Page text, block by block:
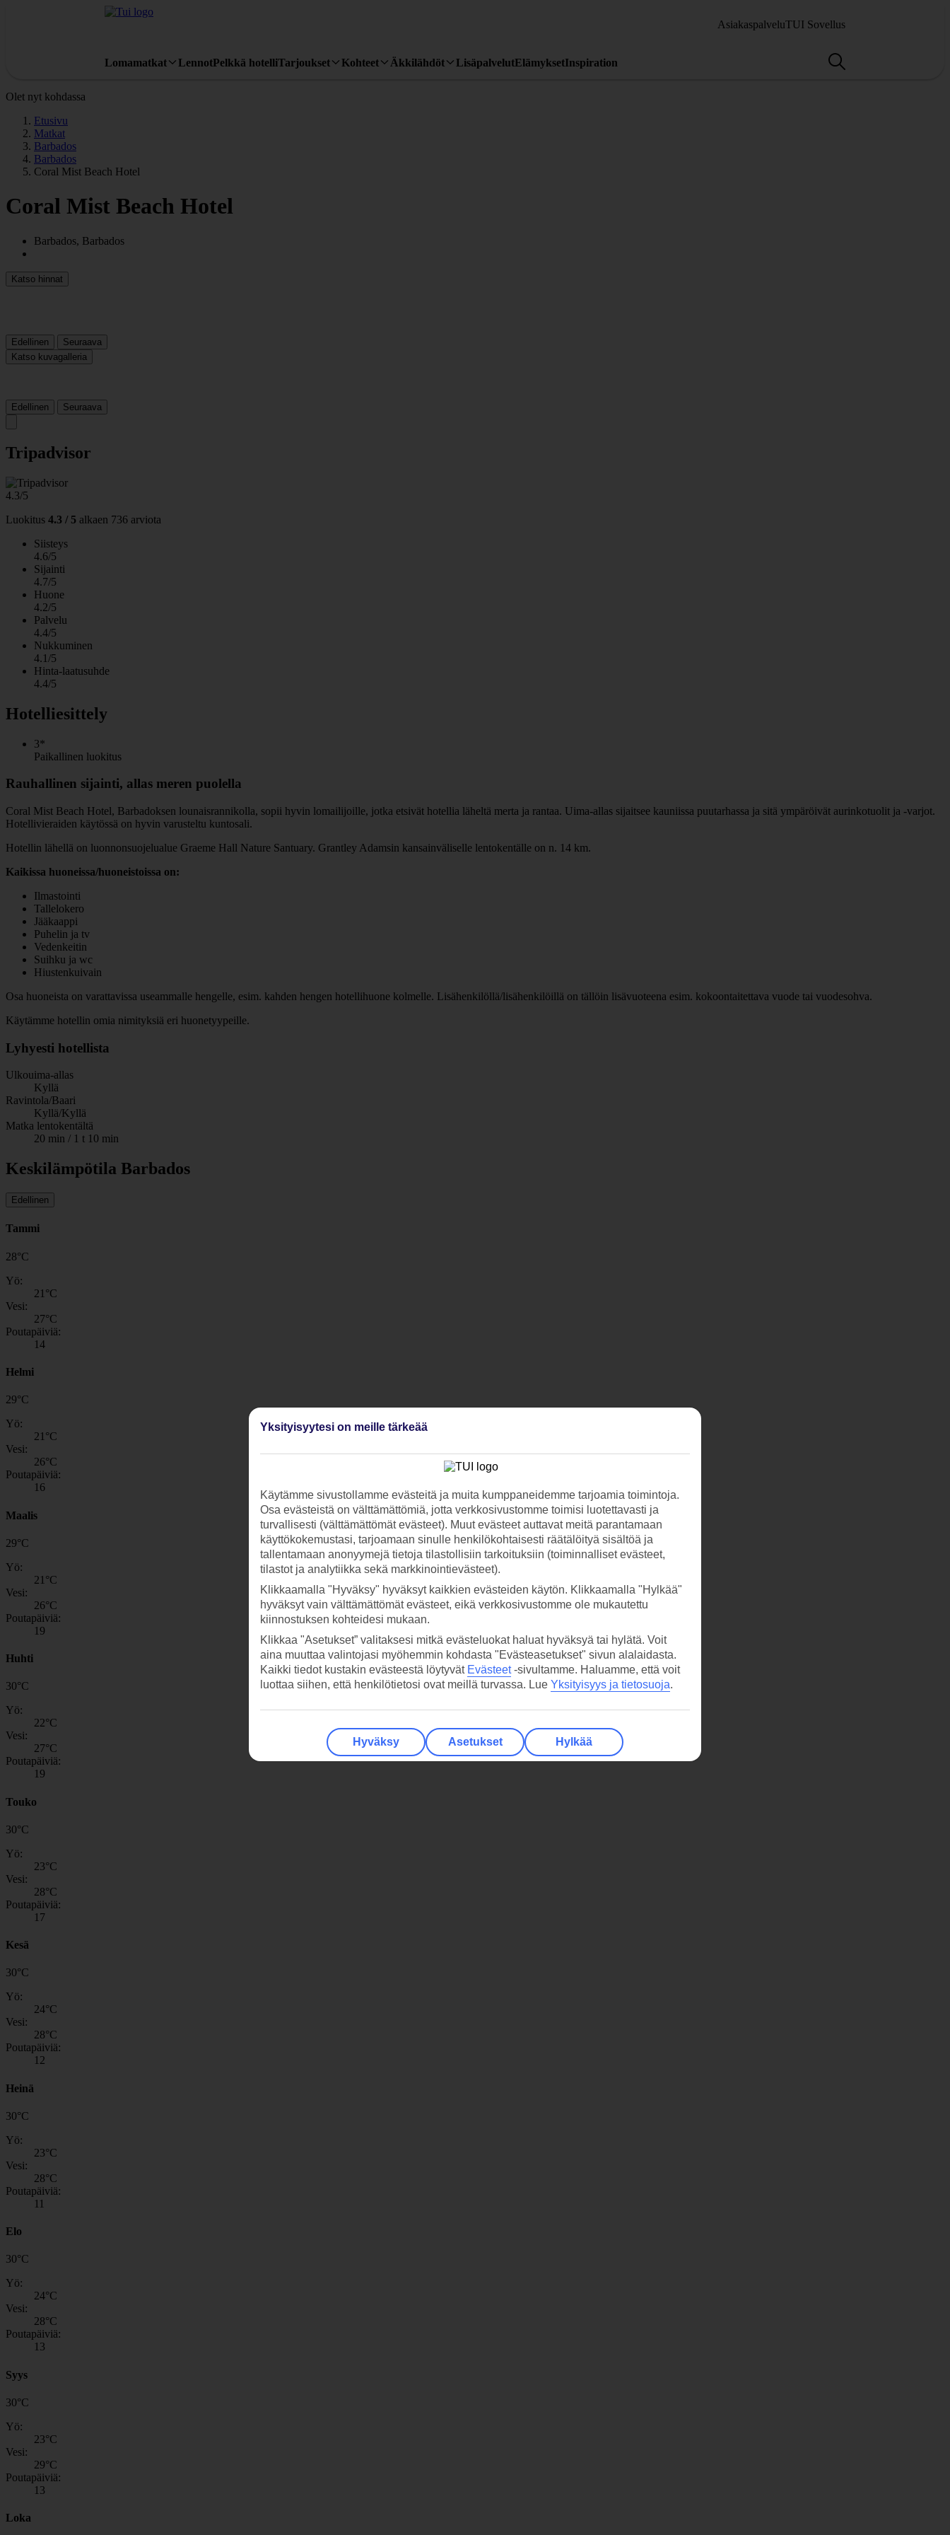
AsiakaspalveluTUI Sovellus
Lomamatkat LennotPelkkä hotelliTarjoukset Kohteet Äkkilähdöt LisäpalvelutElämyksetInspiration
Olet nyt kohdassa
Etusivu
Matkat
Barbados
Barbados
Coral Mist Beach Hotel
Coral Mist Beach Hotel
Barbados, Barbados
Katso hinnat
Edellinen
Seuraava
Katso kuvagalleria
Edellinen Seuraava
Tripadvisor
4.3/5
Luokitus 4.3 / 5 alkaen 736 arviota
Siisteys
4.6/5
Sijainti
4.7/5
Huone
4.2/5
Palvelu
4.4/5
Nukkuminen
4.1/5
Hinta-laatusuhde
4.4/5
Hotelliesittely
3*
Paikallinen luokitus
Rauhallinen sijainti, allas meren puolella
Coral Mist Beach Hotel, Barbadoksen lounaisrannikolla, sopii hyvin lomailijoille, jotka etsivät hotellia läheltä merta ja rantaa. Uima-allas sijaitsee kauniissa puutarhassa ja sitä ympäröivät aurinkotuolit ja -varjot.
Hotellivieraiden käytössä on hyvin varusteltu kuntosali.
Hotellin lähellä on luonnonsuojelualue Graeme Hall Nature Santuary. Grantley Adamsin kansainväliselle lentokentälle on n. 14 km.
Kaikissa huoneissa/huoneistoissa on:
Ilmastointi
Tallelokero
Jääkaappi
Puhelin ja tv
Vedenkeitin
Suihku ja wc
Hiustenkuivain
Osa huoneista on varattavissa useammalle hengelle, esim. kahden hengen hotellihuone kolmelle. Lisähenkilöllä/lisähenkilöillä on tällöin lisävuoteena esim. kokoontaitettava vuode tai vuodesohva.
Käytämme hotellin omia nimityksiä eri huonetyypeille.
Lyhyesti hotellista
Ulkouima-allas
Kyllä
Ravintola/Baari
Kyllä/Kyllä
Matka lentokentältä
20 min / 1 t 10 min
Keskilämpötila Barbados
Edellinen
Tammi
28°C
Yö:
21 °C
Vesi:
27°C
Poutapäiviä:
14
Helmi
29°C
Yö:
21 °C
Vesi:
26°C
Poutapäiviä:
16
Maalis
29°C
Yö:
21 °C
Vesi:
26°C
Poutapäiviä:
19
Huhti
30°C
Yö:
22°C
Vesi:
27°C
Poutapäiviä:
19
Touko
30°C
Yö:
23°C
Vesi:
28°C
Poutapäiviä:
17
Kesä
30°C
Yö:
24°C
Vesi:
28°C
Poutapäiviä:
12
Heinä
30°C
Yö:
23°C
Vesi:
28°C
Poutapäiviä:
11
Elo
30°C
Yö:
24°C
Vesi:
28°C
Poutapäiviä:
13
Syys
30°C
Yö:
23°C
Vesi:
29°C
Poutapäiviä:
13
Loka
Yksityisyytesi on meille tärkeää
Käytämme sivustollamme evästeitä ja muita kumppaneidemme tarjoamia toimintoja.
Osa evästeistä on välttämättömiä, jotta verkkosivustomme toimisi luotettavasti ja
turvallisesti (välttämättömät evästeet). Muut evästeet auttavat meitä parantamaan
käyttökokemustasi, tarjoamaan sinulle henkilökohtaisesti räätälöityä sisältöä ja
tallentamaan anonyymejä tietoja tilastollisiin tarkoituksiin (toiminnalliset evästeet,
tilastot ja analytiikka sekä markkinointievästeet).
Klikkaamalla "Hyväksy" hyväksyt kaikkien evästeiden käytön. Klikkaamalla "Hylkää"
hyväksyt vain välttämättömät evästeet, eikä verkkosivustomme ole mukautettu
kiinnostuksen kohteidesi mukaan.
Klikkaa "Asetukset” valitaksesi mitkä evästeluokat haluat hyväksyä tai hylätä. Voit
aina muuttaa valintojasi myöhemmin kohdasta "Evästeasetukset" sivun alalaidasta.
Kaikki tiedot kustakin evästeestä löytyvät Evästeet-sivultamme. Haluamme, että voit
luottaa siihen, että henkilötietosi ovat meillä turvassa. Lue Yksityisyys ja tietosuoja.
Hyväksy Asetukset Hylkää